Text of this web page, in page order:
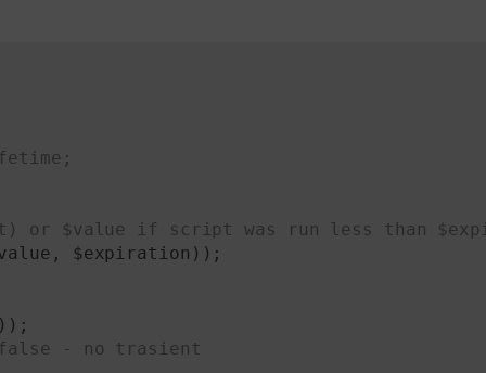
or $value if script was run less than
$expiration));
- no trasient